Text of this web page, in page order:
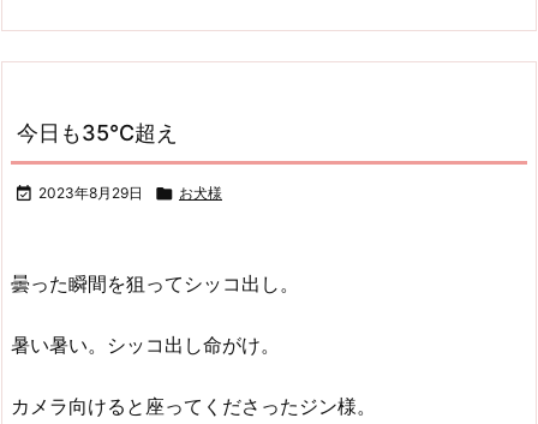
今日も35℃超え
 2023年8月29日  お犬様
曇った瞬間を狙ってシッコ出し。
暑い暑い。シッコ出し命がけ。
カメラ向けると座ってくださったジン様。